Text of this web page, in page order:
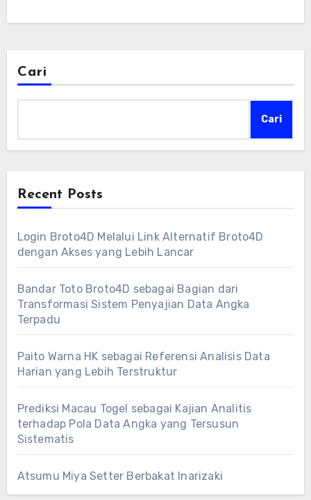
Cari
Cari
Recent Posts
Login Broto4D Melalui Link Alternatif Broto4D
dengan Akses yang Lebih Lancar
Bandar Toto Broto4D sebagai Bagian dari
Transformasi Sistem Penyajian Data Angka
Terpadu
Paito Warna HK sebagai Referensi Analisis Data
Harian yang Lebih Terstruktur
Prediksi Macau Togel sebagai Kajian Analitis
terhadap Pola Data Angka yang Tersusun
Sistematis
Atsumu Miya Setter Berbakat Inarizaki